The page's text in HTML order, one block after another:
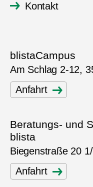
Kontakt
blistaCampus
Am Schlag 2-12,
Anfahrt
Beratungs- und
blista
Biegenstraße 20
Anfahrt